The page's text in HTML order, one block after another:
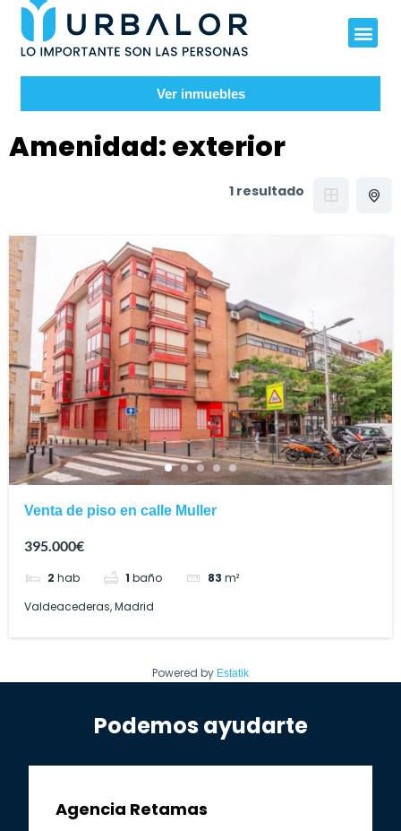
Ver inmuebles
Amenidad:exterior
1 resultado
Venta de piso en calle Muller
395.000€
2 hab 1 baño 83 m²
Valdeacederas, Madrid
Powered by Estatik
Podemos ayudarte
Agencia Retamas